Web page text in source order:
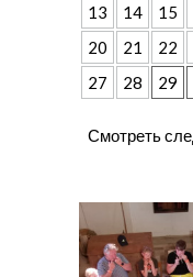
13
14 15
20
21 22
27
28 29
Смотреть